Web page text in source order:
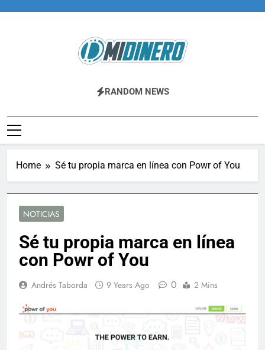
Midinero.co
Fintech, Criptomonedas
RANDOM NEWS
Home Sé tu propia marca en línea con Powr of You
NOTICIAS
Sé tu propia marca en línea
con Powr of You
Andrés Taborda 9 Years Ago 0 2 Mins